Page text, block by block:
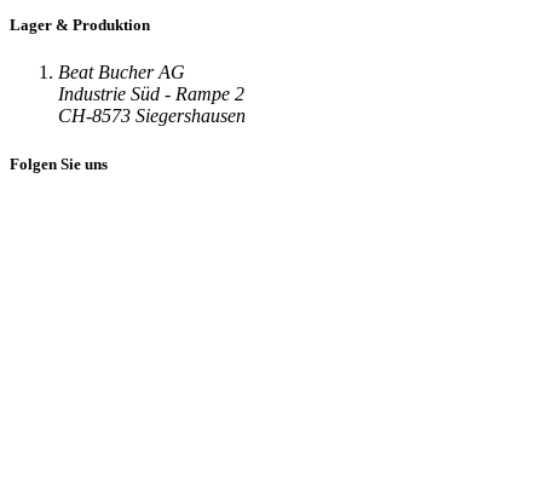
Lager & Produktion
Beat Bucher AG
Industrie Süd - Rampe 2
CH-8573 Siegershausen
Folgen Sie uns